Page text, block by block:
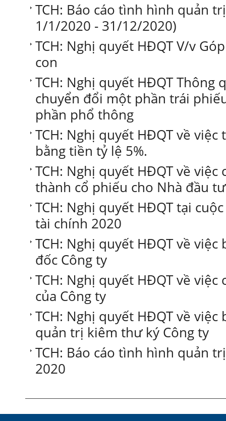
TCH: Báo cáo tình hình quản
1/1/2020 - 31/12/2020)
TCH: Nghị quyết HĐQT V/v
con
TCH: Nghị quyết HĐQT Thông
chuyển đổi một phần trái
phần phổ thông
TCH: Nghị quyết HĐQT về
bằng tiền tỷ lệ 5%.
TCH: Nghị quyết HĐQT về
thành cổ phiếu cho Nhà đầu
TCH: Nghị quyết HĐQT tại
tài chính 2020
TCH: Nghị quyết HĐQT về
đốc Công ty
TCH: Nghị quyết HĐQT về
của Công ty
TCH: Nghị quyết HĐQT về
quản trị kiêm thư ký Công ty
TCH: Báo cáo tình hình quản
2020